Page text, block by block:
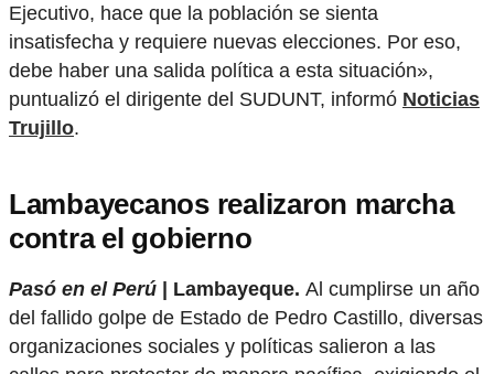
Ejecutivo, hace que la población se sienta
insatisfecha y requiere nuevas elecciones. Por eso,
debe haber una salida política a esta situación»,
puntualizó el dirigente del SUDUNT, informó Noticias
Trujillo.
Lambayecanos realizaron marcha
contra el gobierno
Pasó en el Perú | Lambayeque. Al cumplirse un año
del fallido golpe de Estado de Pedro Castillo, diversas
organizaciones sociales y políticas salieron a las